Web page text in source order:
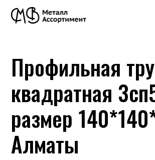
Профильная
квадратная
размер
Алматы